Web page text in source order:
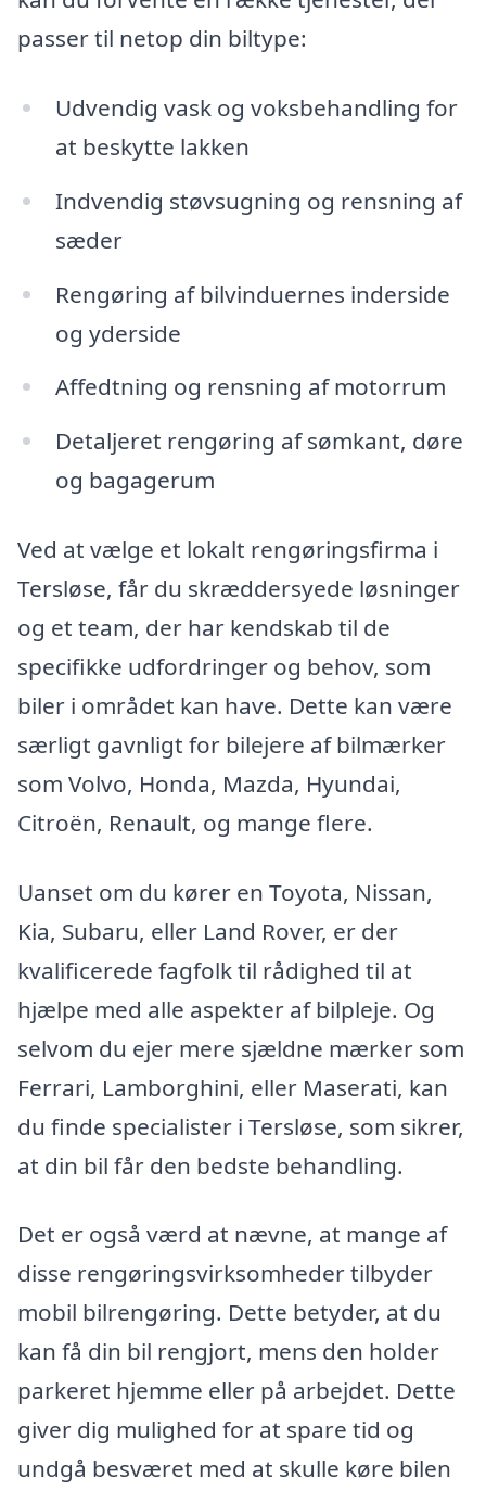
passer til netop din biltype:
Udvendig vask og voksbehandling for
at beskytte lakken
Indvendig støvsugning og rensning af
sæder
Rengøring af bilvinduernes inderside
og yderside
Affedtning og rensning af motorrum
Detaljeret rengøring af sømkant, døre
og bagagerum
Ved at vælge et lokalt rengøringsfirma i
Tersløse, får du skræddersyede løsninger
og et team, der har kendskab til de
specifikke udfordringer og behov, som
biler i området kan have. Dette kan være
særligt gavnligt for bilejere af bilmærker
som Volvo, Honda, Mazda, Hyundai,
Citroën, Renault, og mange flere.
Uanset om du kører en Toyota, Nissan,
Kia, Subaru, eller Land Rover, er der
kvalificerede fagfolk til rådighed til at
hjælpe med alle aspekter af bilpleje. Og
selvom du ejer mere sjældne mærker som
Ferrari, Lamborghini, eller Maserati, kan
du finde specialister i Tersløse, som sikrer,
at din bil får den bedste behandling.
Det er også værd at nævne, at mange af
disse rengøringsvirksomheder tilbyder
mobil bilrengøring. Dette betyder, at du
kan få din bil rengjort, mens den holder
parkeret hjemme eller på arbejdet. Dette
giver dig mulighed for at spare tid og
undgå besværet med at skulle køre bilen